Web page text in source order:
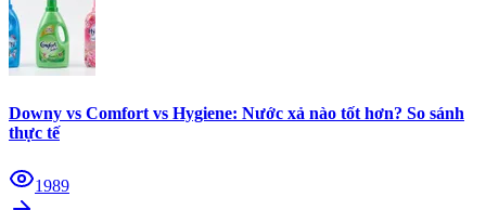
Downy vs Comfort vs Hygiene: Nước xả nào tốt hơn? So sánh
thực tế
1989